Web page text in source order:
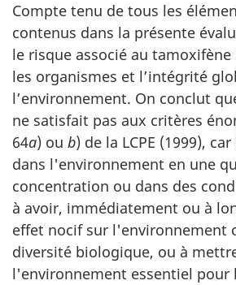
Compte tenu de tous les
contenus dans la présente
le risque associé au
les organismes et l’intégrité
l’environnement. On conclut
ne satisfait pas aux critères
64a) ou b) de la LCPE (1999),
dans l'environnement en une
concentration ou dans des
à avoir, immédiatement ou à
effet nocif sur l'environnement
diversité biologique, ou à
l'environnement essentiel pour